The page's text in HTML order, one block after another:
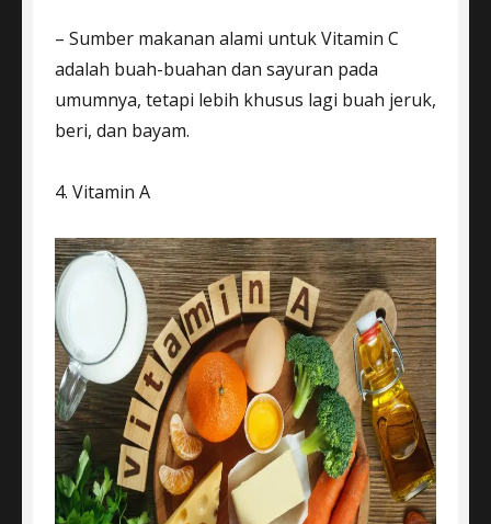
– Sumber makanan alami untuk Vitamin C
adalah buah-buahan dan sayuran pada
umumnya, tetapi lebih khusus lagi buah jeruk,
beri, dan bayam.
4. Vitamin A